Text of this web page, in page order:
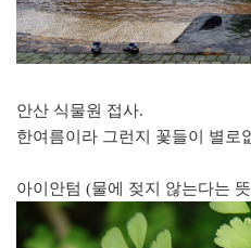
안산 식물원 접사.
한여름이라 그런지 꽃들이 별로
아이안텀 (물에 젖지 않는다는